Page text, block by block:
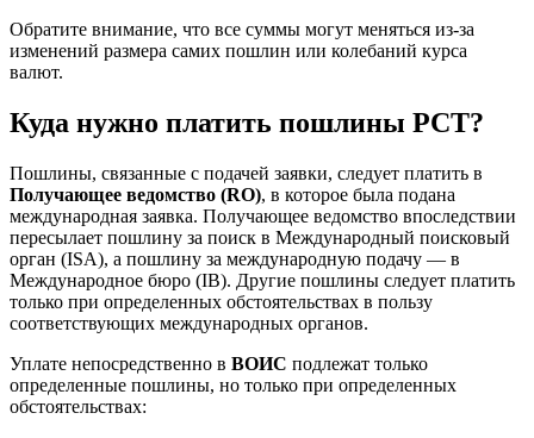
Обратите внимание, что все суммы могут меняться из-за
изменений размера самих пошлин или колебаний курса
валют.
Куда нужно платить пошлины PCT?
Пошлины, связанные с подачей заявки, следует платить в
Получающее ведомство (RO), в которое была подана
международная заявка. Получающее ведомство впоследствии
пересылает пошлину за поиск в Международный поисковый
орган (ISA), а пошлину за международную подачу — в
Международное бюро (IB). Другие пошлины следует платить
только при определенных обстоятельствах в пользу
соответствующих международных органов.
Уплате непосредственно в ВОИС подлежат только
определенные пошлины, но только при определенных
обстоятельствах: